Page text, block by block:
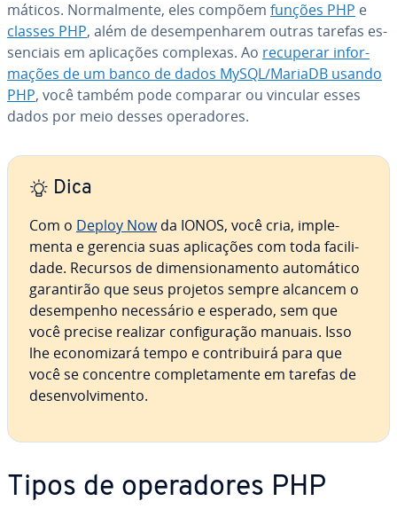
má­ti­cos. Nor­mal­mente, eles compõem funções PHP e
classes PHP, além de de­sem­pe­nha­rem outras tarefas es­
sen­ci­ais em apli­ca­ções complexas. Ao recuperar in­for­
ma­ções de um banco de dados MySQL/MariaDB usando
PHP, você também pode comparar ou vincular esses
dados por meio desses ope­ra­do­res.
Dica
Com o Deploy Nowda IONOS, você cria, im­ple­
menta e gerencia suas apli­ca­ções com toda fa­ci­li­
dade. Recursos de di­men­si­o­na­mento au­to­má­tico
ga­ran­ti­rão que seus projetos sempre alcancem o
de­sem­pe­nho ne­ces­sá­rio e esperado, sem que
você precise realizar con­fi­gu­ra­ção manuais. Isso
lhe eco­no­mi­zará tempo e con­tri­buirá para que
você se concentre com­ple­ta­mente em tarefas de
de­sen­vol­vi­mento.
Tipos de ope­ra­do­res PHP